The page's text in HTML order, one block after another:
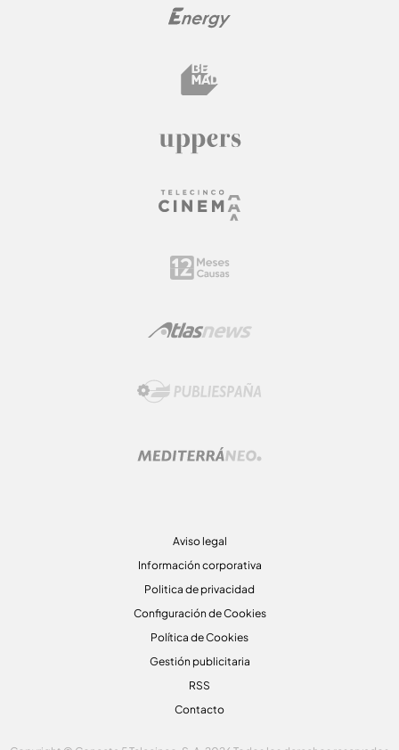
Aviso legal
Información corporativa
Politica de privacidad
Configuración de Cookies
Política de Cookies
Gestión publicitaria
RSS
Contacto